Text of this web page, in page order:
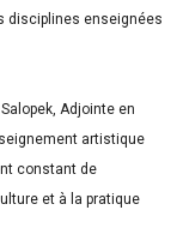
disciplines enseignées
Adjointe en
artistique
constant de
et à la pratique